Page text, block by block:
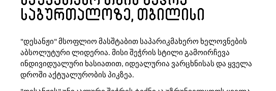
საბურთალოზე, თბილისი
"დესანჟი" მსოფლიო მასშტაბით საპარიკმახერო ხელოვნების
აბსოლუტური ლიდერია. მისი შეჭრის სტილი გამოირჩევა
ინდივიდუალური ხასიათით, იდეალურია ვარცხნისას და ყველა
დროში აქტუალურობის პიკზეა.